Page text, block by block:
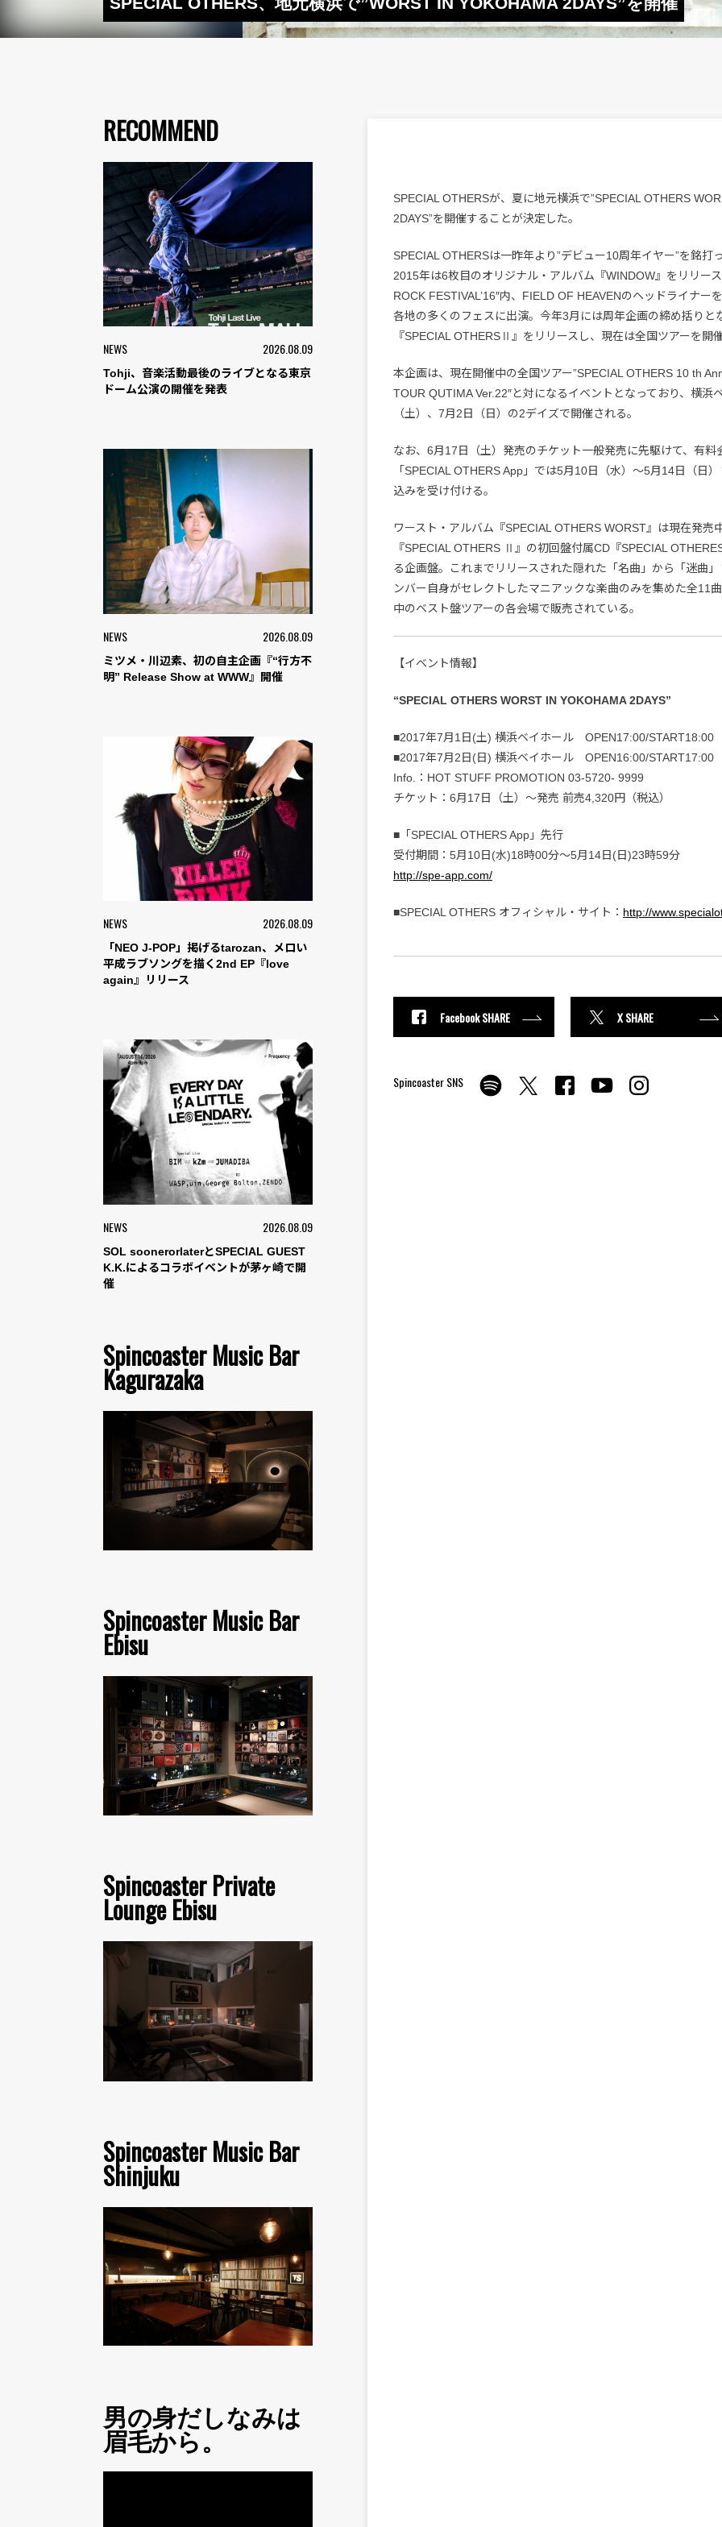
RECOMMEND
NEWS 2026.08.09
Tohji、音楽活動最後のライブとなる東京
ドーム公演の開催を発表
NEWS 2026.08.09
ミツメ・川辺素、初の自主企画『“行方不
明” Release Show at WWW』開催
NEWS 2026.08.09
「NEO J-POP」掲げるtarozan、メロい
平成ラブソングを描く2nd EP『love
again』リリース
NEWS 2026.08.09
SOL soonerorlaterとSPECIAL GUEST
K.K.によるコラボイベントが茅ヶ崎で開
催
Spincoaster Music Bar
Kagurazaka
Spincoaster Music Bar
Ebisu
Spincoaster Private
Lounge Ebisu
Spincoaster Music Bar
Shinjuku
男の身だしなみは
眉毛から。
SPECIAL OTHERSが、夏に地元横浜で”SPECIAL OTHERS
2DAYS”を開催することが決定した。
SPECIAL OTHERSは一昨年より”デビュー10周年イヤー”を銘打
2015年は6枚目のオリジナル・アルバム『WINDOW』をリリー
ROCK FESTIVAL’16″内、FIELD OF HEAVENのヘッドライナー
各地の多くのフェスに出演。今年3月には周年企画の締め括りと
『SPECIAL OTHERSⅡ』をリリースし、現在は全国ツアーを開催
本企画は、現在開催中の全国ツアー”SPECIAL OTHERS 10 th
TOUR QUTIMA Ver.22″と対になるイベントとなっており、横浜
（土）、7月2日（日）の2デイズで開催される。
なお、6月17日（土）発売のチケット一般発売に先駆けて、有料
「SPECIAL OTHERS App」では5月10日（水）～5月14日（日
込みを受け付ける。
ワースト・アルバム『SPECIAL OTHERS WORST』は現在発売
『SPECIAL OTHERS Ⅱ』の初回盤付属CD『SPECIAL
る企画盤。これまでリリースされた隠れた「名曲」から「迷曲」
ンバー自身がセレクトしたマニアックな楽曲のみを集めた全11
中のベスト盤ツアーの各会場で販売されている。
【イベント情報】
“SPECIAL OTHERS WORST IN YOKOHAMA 2DAYS”
■2017年7月1日(土) 横浜ベイホール OPEN17:00/START18:00
■2017年7月2日(日) 横浜ベイホール OPEN16:00/START17:00
Info.：HOT STUFF PROMOTION 03-5720- 9999
チケット：6月17日（土）～発売 前売4,320円（税込）
■「SPECIAL OTHERS App」先行
受付期間：5月10日(水)18時00分〜5月14日(日)23時59分
http://spe-app.com/
■SPECIAL OTHERS オフィシャル・サイト： http://
Facebook SHARE X SHARE
Spincoaster SNS